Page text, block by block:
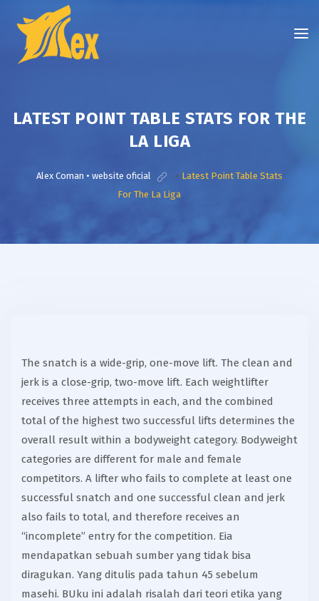
LATEST POINT TABLE STATS FOR THE
LA LIGA
Alex Coman • website oficial > Latest Point Table Stats
For The La Liga
The snatch is a wide-grip, one-move lift. The clean and
jerk is a close-grip, two-move lift. Each weightlifter
receives three attempts in each, and the combined
total of the highest two successful lifts determines the
overall result within a bodyweight category. Bodyweight
categories are different for male and female
competitors. A lifter who fails to complete at least one
successful snatch and one successful clean and jerk
also fails to total, and therefore receives an
“incomplete” entry for the competition. Eia
mendapatkan sebuah sumber yang tidak bisa
diragukan. Yang ditulis pada tahun 45 sebelum
masehi. BUku ini adalah risalah dari teori etika yang